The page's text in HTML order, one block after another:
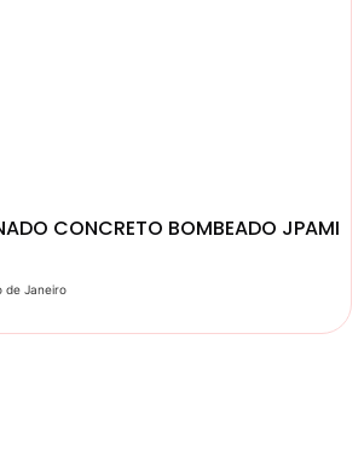
CONCRETO BOMBEADO JPAMI
de Janeiro